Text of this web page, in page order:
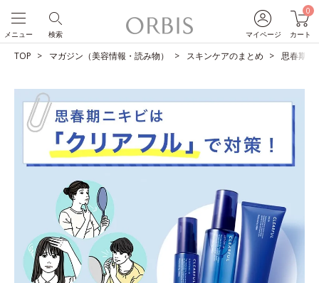
マイページ
0
カート
検索
メニュー
TOP マガジン（美容情報・読み物） スキンケアのまとめ 思春期ニ